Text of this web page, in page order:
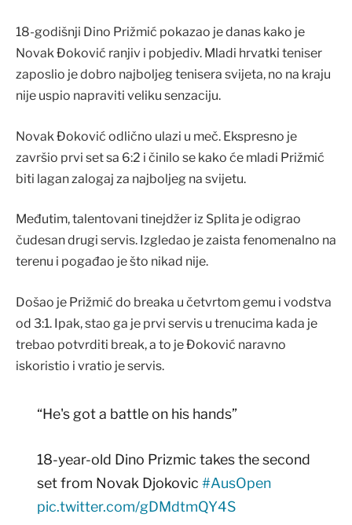
18-godišnji Dino Prižmić pokazao je danas kako je
Novak Đoković ranjiv i pobjediv. Mladi hrvatki teniser
zaposlio je dobro najboljeg tenisera svijeta, no na kraju
nije uspio napraviti veliku senzaciju.
Novak Đoković odlično ulazi u meč. Ekspresno je
završio prvi set sa 6:2 i činilo se kako će mladi Prižmić
biti lagan zalogaj za najboljeg na svijetu.
Međutim, talentovani tinejdžer iz Splita je odigrao
čudesan drugi servis. Izgledao je zaista fenomenalno na
terenu i pogađao je što nikad nije.
Došao je Prižmić do breaka u četvrtom gemu i vodstva
od 3:1. Ipak, stao ga je prvi servis u trenucima kada je
trebao potvrditi break, a to je Đoković naravno
iskoristio i vratio je servis.
“He's got a battle on his hands”
18-year-old Dino Prizmic takes the second
set from Novak Djokovic #AusOpen
pic.twitter.com/gDMdtmQY4S